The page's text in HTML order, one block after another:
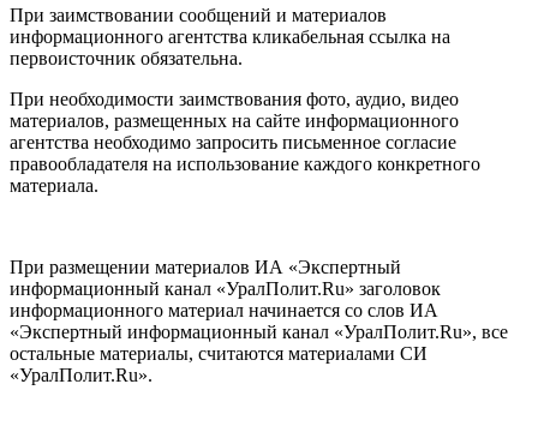
При заимствовании сообщений и материалов
информационного агентства кликабельная ссылка на
первоисточник обязательна.
При необходимости заимствования фото, аудио, видео
материалов, размещенных на сайте информационного
агентства необходимо запросить письменное согласие
правообладателя на использование каждого конкретного
материала.
При размещении материалов ИА «Экспертный
информационный канал «УралПолит.Ru» заголовок
информационного материал начинается со слов ИА
«Экспертный информационный канал «УралПолит.Ru», все
остальные материалы, считаются материалами СИ
«УралПолит.Ru».